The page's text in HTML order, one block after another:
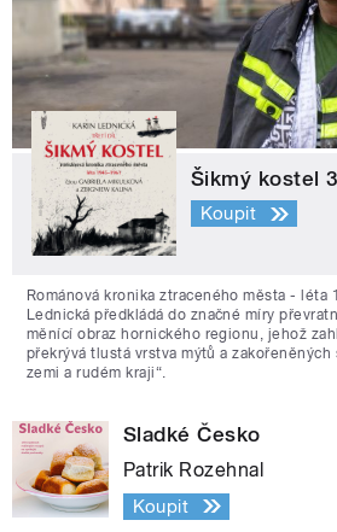
Šikmý kostel 3
Koupit
Románová kronika ztraceného města - léta
Lednická předkládá do značné míry
měnící obraz hornického regionu, jehož
překrývá tlustá vrstva mýtů a zakořeněných
zemi a rudém kraji“.
Sladké Česko
Patrik Rozehnal
Koupit